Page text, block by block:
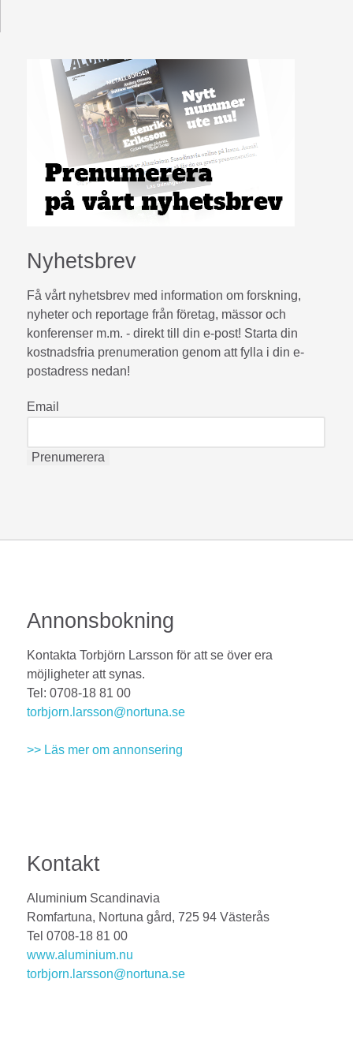
Nyhetsbrev
Få vårt nyhetsbrev med information om forskning,
nyheter och reportage från företag, mässor och
konferenser m.m. - direkt till din e-post! Starta din
kostnadsfria prenumeration genom att fylla i din e-
postadress nedan!
Email
Annonsbokning
Kontakta Torbjörn Larsson för att se över era
möjligheter att synas.
Tel: 0708-18 81 00
torbjorn.larsson@nortuna.se
>> Läs mer om annonsering
Kontakt
Aluminium Scandinavia
Romfartuna, Nortuna gård, 725 94 Västerås
Tel 0708-18 81 00
www.aluminium.nu
torbjorn.larsson@nortuna.se